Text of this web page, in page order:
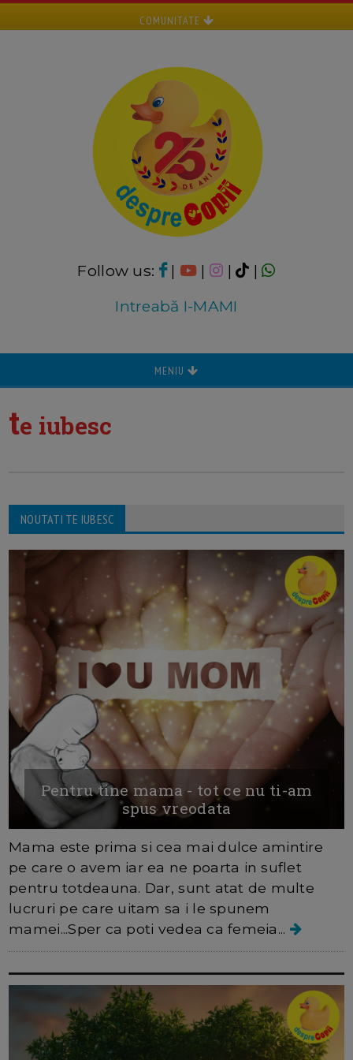
COMUNITATE
Follow us: | | |
|
Intreabă I-MAMI
MENIU
te iubesc
NOUTATI TE IUBESC
Pentru tine mama - tot ce nu ti-am
spus vreodata
Mama este prima si cea mai dulce amintire
pe care o avem iar ea ne poarta in suflet
pentru totdeauna. Dar, sunt atat de multe
lucruri pe care uitam sa i le spunem
mamei...Sper ca poti vedea ca femeia...